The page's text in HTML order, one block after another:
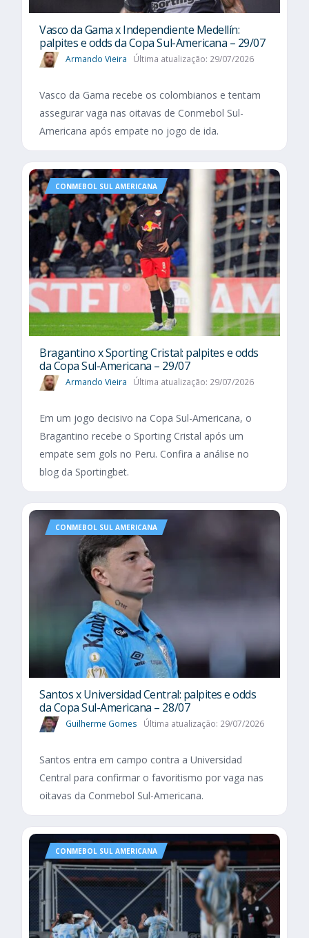
Vasco da Gama x Independiente Medellín:
palpites e odds da Copa Sul-Americana – 29/07
Armando Vieira Última atualização: 29/07/2026
Vasco da Gama recebe os colombianos e tentam
assegurar vaga nas oitavas de Conmebol Sul-
Americana após empate no jogo de ida.
CONMEBOL SUL AMERICANA
Bragantino x Sporting Cristal: palpites e odds
da Copa Sul-Americana – 29/07
Armando Vieira Última atualização: 29/07/2026
Em um jogo decisivo na Copa Sul-Americana, o
Bragantino recebe o Sporting Cristal após um
empate sem gols no Peru. Confira a análise no
blog da Sportingbet.
CONMEBOL SUL AMERICANA
Santos x Universidad Central: palpites e odds
da Copa Sul-Americana – 28/07
Guilherme Gomes Última atualização: 29/07/2026
Santos entra em campo contra a Universidad
Central para confirmar o favoritismo por vaga nas
oitavas da Conmebol Sul-Americana.
CONMEBOL SUL AMERICANA